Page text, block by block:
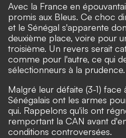
Avec la France en
promis aux Bleus. Ce choc
et le Sénégal s'apparente
deuxième place, voire pour
troisième. Un revers serait
comme pour l'autre, ce qui
sélectionneurs à la prudence.
Malgré leur défaite (3-1) face
Sénégalais ont les armes
qui. Rappelons qu'ils ont
remportant la CAN avant
conditions controversées.